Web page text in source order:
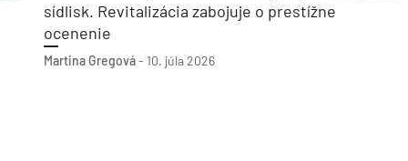
sídlisk. Revitalizácia zabojuje o prestížne
ocenenie
Martina Gregová- 10. júla 2026